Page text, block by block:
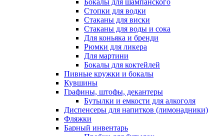
Бокалы для шампанского
Стопки для водки
Стаканы для виски
Стаканы для воды и сока
Для коньяка и бренди
Рюмки для ликера
Для мартини
Бокалы для коктейлей
Пивные кружки и бокалы
Кувшины
Графины, штофы, декантеры
Бутылки и емкости для алкоголя
Диспенсеры для напитков (лимонадники)
Фляжки
Барный инвентарь